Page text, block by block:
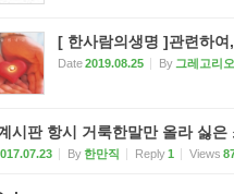
[ 한사람의생명 ]관련하
Date2019.08.25 By 그레고리오
시판 항시 거룩한말만 올라 싫은
By 한만직 Reply1 Views